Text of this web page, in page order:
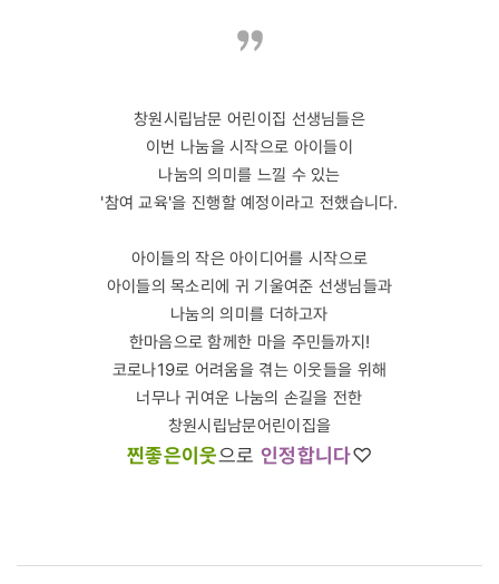
창원시립남문 어린이집 선생님들은
이번 나눔을 시작으로 아이들이
나눔의 의미를 느낄 수 있는
'참여 교육'을 진행할 예정이라고 전했습니다.
아이들의 작은 아이디어를 시작으로
아이들의 목소리에 귀 기울여준 선생님들과
나눔의 의미를 더하고자
한마음으로 함께한 마을 주민들까지!
코로나19로 어려움을 겪는 이웃들을 위해
너무나 귀여운 나눔의 손길을 전한
창원시립남문어린이집을
찐좋은이웃으로 인정합니다♡